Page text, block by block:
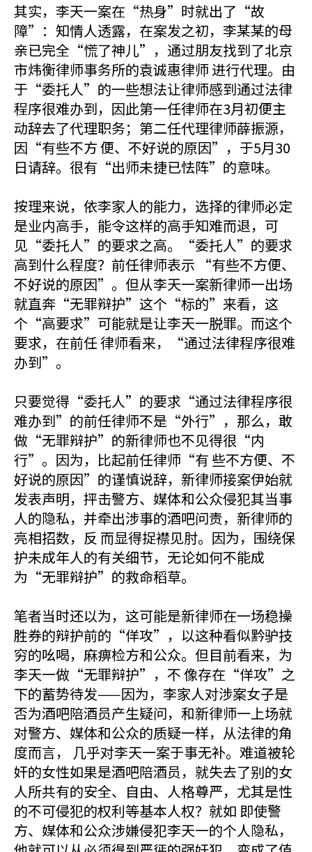
其实，李天一案在“热身”时就出了“故
障”：知情人透露，在案发之初，李某某的母
亲已完全“慌了神儿”，通过朋友找到了北京
市炜衡律师事务所的袁诚惠律师 进行代理。由
于“委托人”的一些想法让律师感到通过法律
程序很难办到，因此第一任律师在3月初便主
动辞去了代理职务；第二任代理律师薛振源，
因“有些不方 便、不好说的原因”，于5月30
日请辞。很有“出师未捷已怯阵”的意味。
按理来说，依李家人的能力，选择的律师必定
是业内高手，能令这样的高手知难而退，可
见“委托人”的要求之高。“委托人”的要求
高到什么程度？前任律师表示 “有些不方便、
不好说的原因”。但从李天一案新律师一出场
就直奔“无罪辩护”这个“标的”来看，这
个“高要求”可能就是让李天一脱罪。而这个
要求，在前任 律师看来，“通过法律程序很难
办到”。
只要觉得“委托人”的要求“通过法律程序很
难办到”的前任律师不是“外行”，那么，敢
做“无罪辩护”的新律师也不见得很“内
行”。因为，比起前任律师“有 些不方便、不
好说的原因”的谨慎说辞，新律师接案伊始就
发表声明，抨击警方、媒体和公众侵犯其当事
人的隐私，并牵出涉事的酒吧问责，新律师的
亮相招数，反 而显得捉襟见肘。因为，围绕保
护未成年人的有关细节，无论如何不能成
为“无罪辩护”的救命稻草。
笔者当时还以为，这可能是新律师在一场稳操
胜券的辩护前的“佯攻”，以这种看似黔驴技
穷的吆喝，麻痹检方和公众。但目前看来，为
李天一做“无罪辩护”，不 像存在“佯攻”之
下的蓄势待发——因为，李家人对涉案女子是
否为酒吧陪酒员产生疑问，和新律师一上场就
对警方、媒体和公众的质疑一样，从法律的角
度而言， 几乎对李天一案于事无补。难道被轮
奸的女性如果是酒吧陪酒员，就失去了别的女
人所共有的安全、自由、人格尊严，尤其是性
的不可侵犯的权利等基本人权？就如 即使警
方、媒体和公众涉嫌侵犯李天一的个人隐私，